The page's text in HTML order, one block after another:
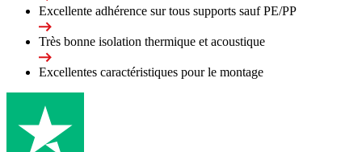
Excellente adhérence sur tous supports sauf PE/PP
Très bonne isolation thermique et acoustique
Excellentes caractéristiques pour le montage